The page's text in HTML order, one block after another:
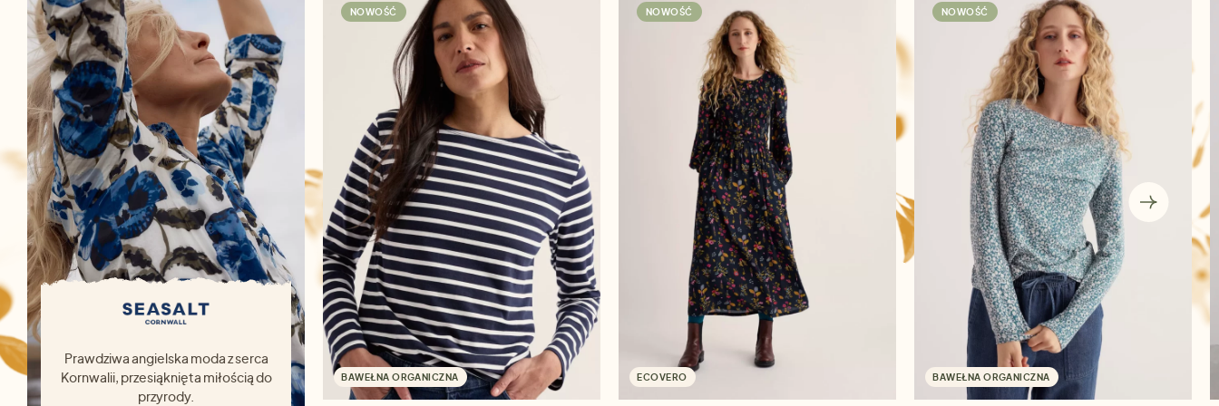
Prawdziwa angielska moda z serca
Kornwalii, przesiąknięta miłością do
przyrody.
NOWOŚĆ
BAWEŁNA ORGANICZNA
NOWOŚĆ
ECOVERO
NOWOŚĆ
BAWEŁNA ORGANICZNA